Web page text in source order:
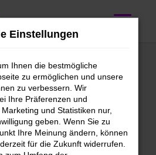
Reihe
nach
Einstellungen
Ihnen die bestmögliche
zu ermöglichen und unsere
zu verbessern. Wir
Ihre Präferenzen und
und Statistiken nur,
geben. Wenn Sie zu
Ihre Meinung ändern, können
für die Zukunft widerrufen.